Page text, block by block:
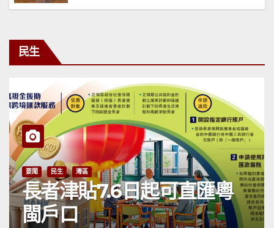
民生
要聞 民生 灣區
長者津貼7.6日起可直匯粵
閩戶口